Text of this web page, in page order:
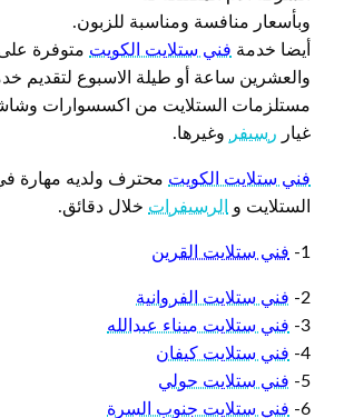
وبأسعار منافسة ومناسبة للزبون.
أيضا خدمة فني ستلايت الكويت متوفرة على
والعشرين ساعة أو طيلة الاسبوع لتقديم
مستلزمات الستلايت من اكسسوارات
غيار رسيفر وغيرها.
فني ستلايت الكويت محترف ولديه مهارة
الستلايت و
الرسيفرات خلال دقائق.
1- فني ستلايت القرين
2-
فني ستلايت الفروانية
3-
فني ستلايت ميناء عبدالله
4-
فني ستلايت كيفان
5-
فني ستلايت حولي
6-
فني ستلايت جنوب السرة